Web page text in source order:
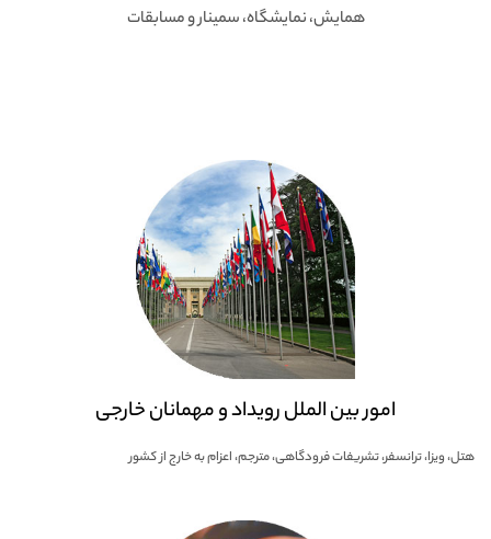
همایش، نمایشگاه، سمینار و مسابقات
امور بین الملل رویداد و مهمانان خارجی
هتل، ویزا، ترانسفر، تشریفات فرودگاهی، مترجم، اعزام به خارج از کشور